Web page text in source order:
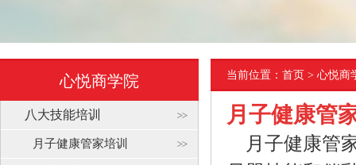
心悦商学院
八大技能培训
月子健康管家培训
当前位置： 首页 > 心悦商
月子健康管
月子健康管